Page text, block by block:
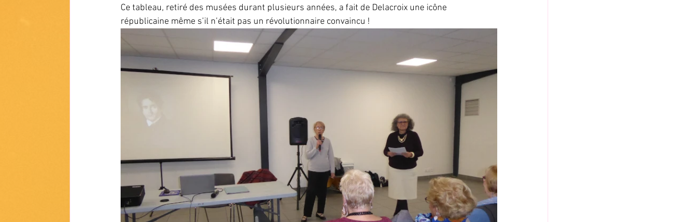
Ce tableau, retiré des musées durant plusieurs années, a fait de Delacroix une icône
républicaine même s’il n’était pas un révolutionnaire convaincu !